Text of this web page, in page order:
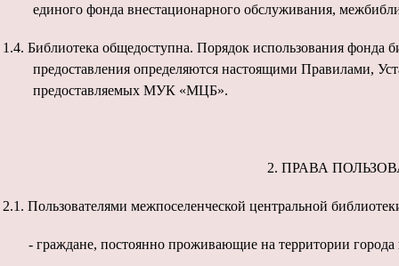
единого фонда внестационарного обслуживания,
1.4. Библиотека общедоступна. Порядок использования фонда
предоставления определяются настоящими Правилами,
предоставляемых МУК «МЦБ».
2. ПРАВА
2.1. Пользователями межпоселенческой центральной
- граждане, постоянно проживающие на территории города